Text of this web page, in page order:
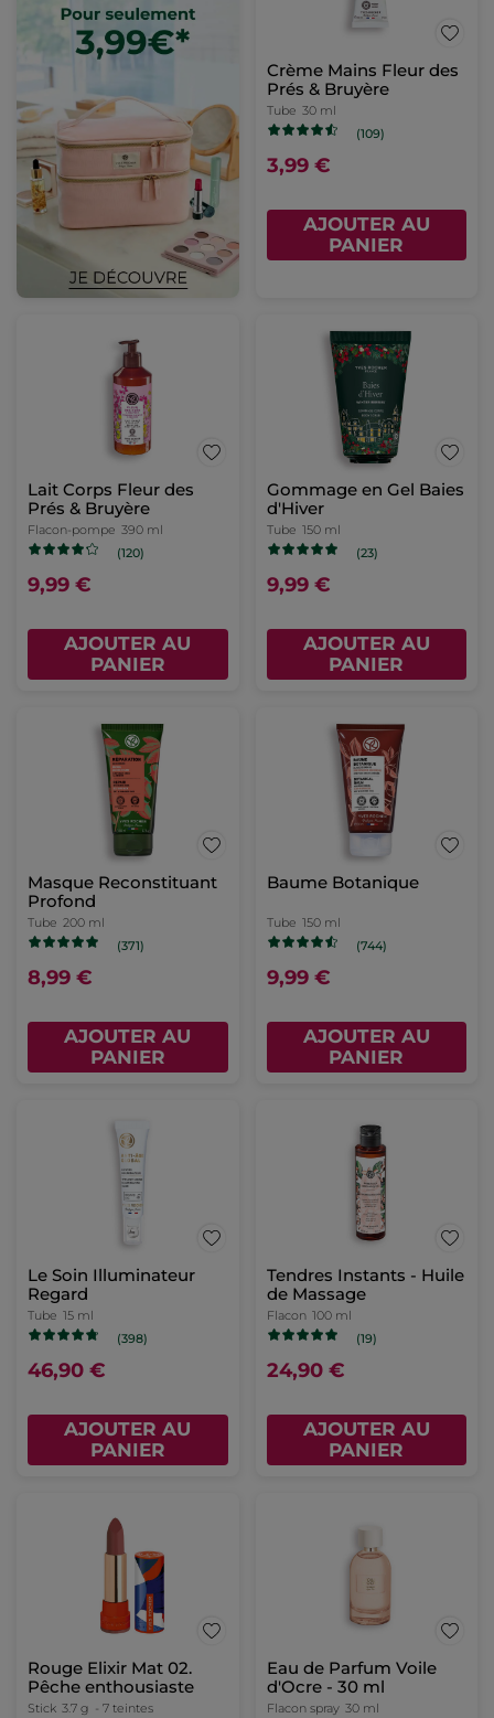
Crème Mains Fleur des
Prés & Bruyère
Tube 30 ml
(109)
3,99 €
AJOUTER AU
PANIER
Lait Corps Fleur des
Prés & Bruyère
Flacon-pompe 390 ml
(120)
9,99 €
AJOUTER AU
PANIER
Gommage en Gel Baies
d'Hiver
Tube 150 ml
(23)
9,99 €
AJOUTER AU
PANIER
Masque Reconstituant
Profond
Tube 200 ml
(371)
8,99 €
AJOUTER AU
PANIER
Baume Botanique
Tube 150 ml
(744)
9,99 €
AJOUTER AU
PANIER
Le Soin Illuminateur
Regard
Tube 15 ml
(398)
46,90 €
AJOUTER AU
PANIER
Tendres Instants - Huile
de Massage
Flacon 100 ml
(19)
24,90 €
AJOUTER AU
PANIER
Rouge Elixir Mat 02.
Pêche enthousiaste
Stick 3.7 g - 7 teintes
Eau de Parfum Voile
d'Ocre - 30 ml
Flacon spray 30 ml